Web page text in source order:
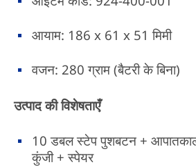
आयाम: 186 x 61 x 51 मिमी
वजन: 280 ग्राम (बैटरी के बिना)
उत्पाद की विशेषताएँ
10 डबल स्टेप पुशबटन +
कुंजी + स्पेयर